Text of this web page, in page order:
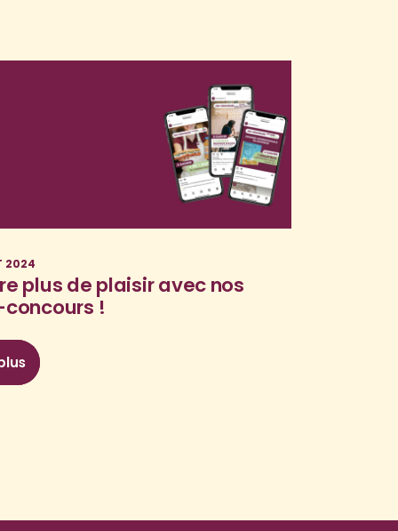
2024
plus de plaisir avec nos
!
Encore plus de plaisir avec nos jeux-concours !